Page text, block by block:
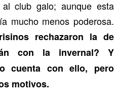
club galo; aunque esta
mucho menos poderosa.
rechazaron la de
con la invernal? Y
cuenta con ello, pero
motivos.